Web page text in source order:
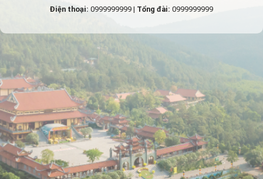
Điện thoại: 0999999999 | Tổng đài: 0999999999